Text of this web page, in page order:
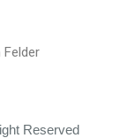
Felder
Reserved